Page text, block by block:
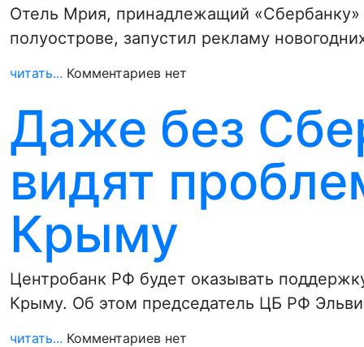
Отель Мрия, принадлежащий
полуострове, запустил рекламу
читать... Комментариев нет
Даже без
видят
Крыму
Центробанк РФ будет оказывать
Крыму. Об этом председатель ЦБ РФ
читать... Комментариев нет